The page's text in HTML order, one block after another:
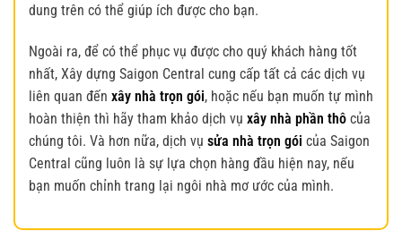
dung trên có thể giúp ích được cho bạn.
Ngoài ra, để có thể phục vụ được cho quý khách hàng tốt
nhất, Xây dựng Saigon Central cung cấp tất cả các dịch vụ
liên quan đến xây nhà trọn gói, hoặc nếu bạn muốn tự mình
hoàn thiện thì hãy tham khảo dịch vụ xây nhà phần thô của
chúng tôi. Và hơn nữa, dịch vụ sửa nhà trọn gói của Saigon
Central cũng luôn là sự lựa chọn hàng đầu hiện nay, nếu
bạn muốn chỉnh trang lại ngôi nhà mơ ước của mình.